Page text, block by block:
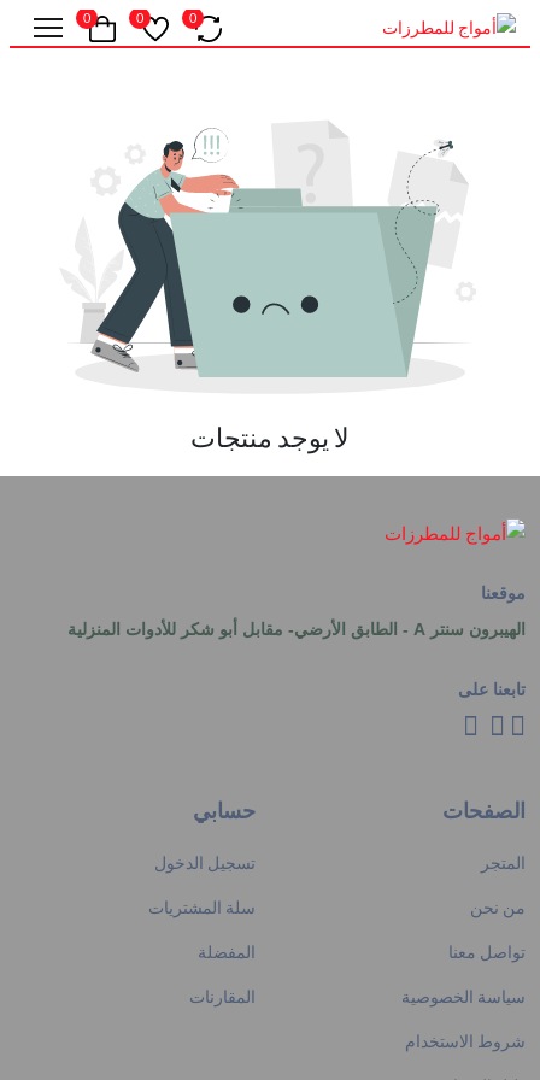
0
0
0
لا يوجد منتجات
موقعنا
الهيبرون سنتر A - الطابق الأرضي- مقابل أبو شكر للأدوات المنزلية
تابعنا على
الصفحات
المتجر
من نحن
تواصل معنا
سياسة الخصوصية
شروط الاستخدام
حسابي
تسجيل الدخول
سلة المشتريات
المفضلة
المقارنات